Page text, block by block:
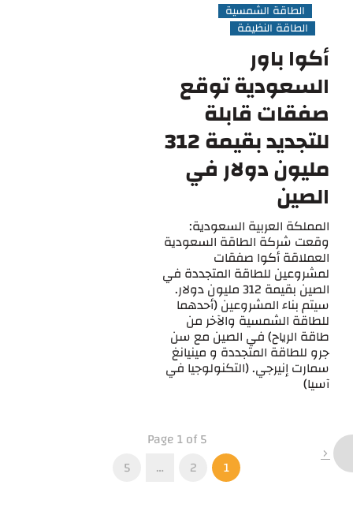
الطاقة الشمسية
الطاقة النظيفة
أكوا باور
السعودية توقع
صفقات قابلة
للتجديد بقيمة 312
مليون دولار في
الصين
المملكة العربية السعودية:
وقعت شركة الطاقة السعودية
العملاقة أكوا صفقات
لمشروعين للطاقة المتجددة في
الصين بقيمة 312 مليون دولار.
سيتم بناء المشروعين (أحدهما
للطاقة الشمسية والآخر من
طاقة الرياح) في الصين مع سن
جرو للطاقة المتجددة و مينيانغ
سمارت إنيرجي. (التكنولوجيا في
آسيا)
Page 1 of 5
1
2
…
5